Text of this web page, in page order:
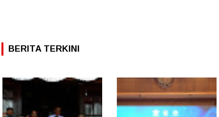
BERITA TERKINI